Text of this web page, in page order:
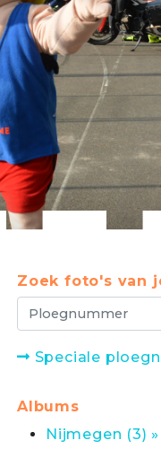
Zoek foto's van
Speciale
Albums
Nijmegen (3) »